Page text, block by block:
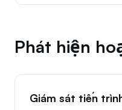
Phát hiện
Giám sát tiến